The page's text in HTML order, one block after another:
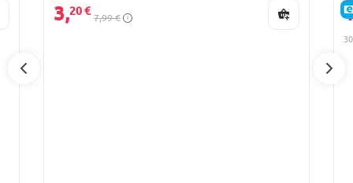
3,20 €
7,99 €